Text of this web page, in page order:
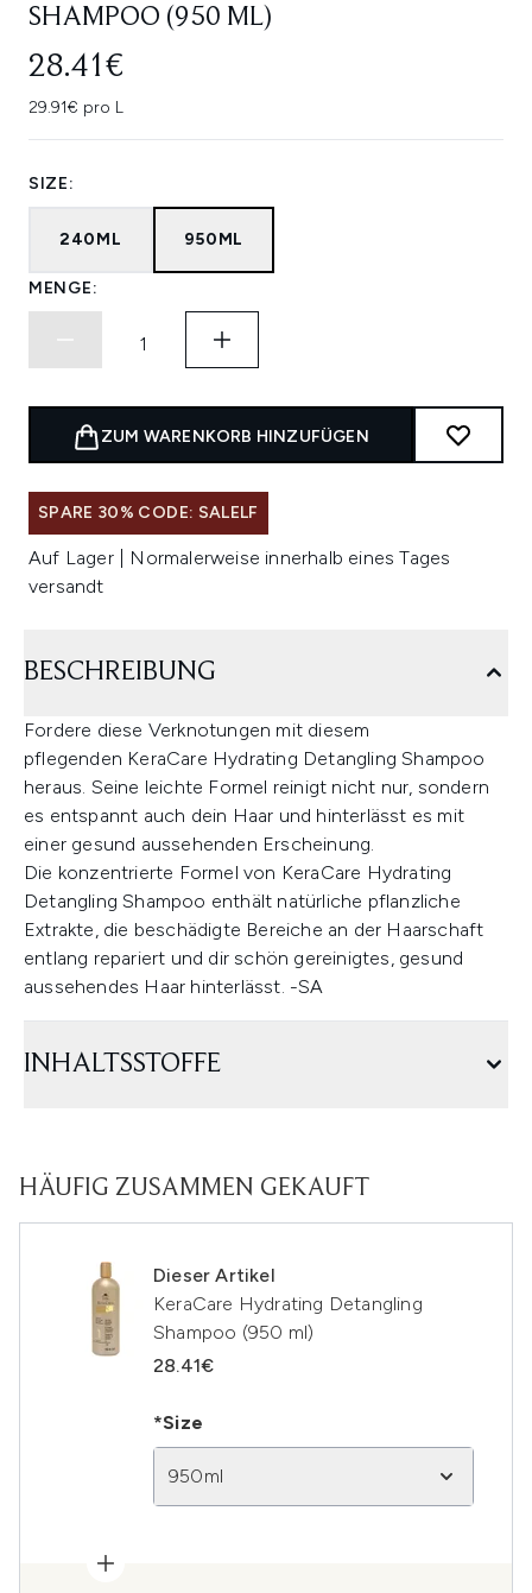
SHAMPOO (950 ML)
28.41€
29.91€ pro L
SIZE:
240ML 950ML
MENGE:
ZUM WARENKORB HINZUFÜGEN
SPARE 30% CODE: SALELF
Auf Lager | Normalerweise innerhalb eines Tages
versandt
BESCHREIBUNG
Fordere diese Verknotungen mit diesem
pflegenden KeraCare Hydrating Detangling Shampoo
heraus. Seine leichte Formel reinigt nicht nur, sondern
es entspannt auch dein Haar und hinterlässt es mit
einer gesund aussehenden Erscheinung.
Die konzentrierte Formel von KeraCare Hydrating
Detangling Shampoo enthält natürliche pflanzliche
Extrakte, die beschädigte Bereiche an der Haarschaft
entlang repariert und dir schön gereinigtes, gesund
aussehendes Haar hinterlässt. -SA
INHALTSSTOFFE
HÄUFIG ZUSAMMEN GEKAUFT
Dieser Artikel
KeraCare Hydrating Detangling
Shampoo (950 ml)
28.41€
*Size
950ml